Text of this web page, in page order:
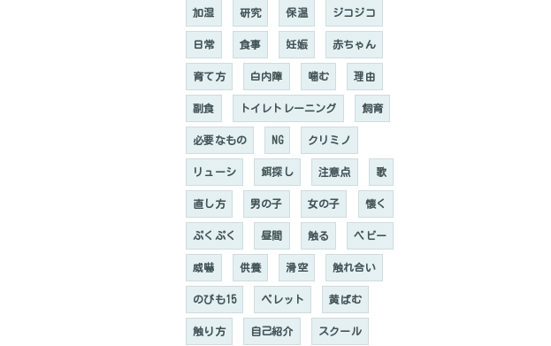
加湿 研究 保温 ジコジコ
日常 食事 妊娠 赤ちゃん
育て方 白内障 噛む 理由
副食 トイレトレーニング 飼育
必要なもの NG クリミノ
リューシ 餌探し 注意点 歌
直し方 男の子 女の子 懐く
ぷくぷく 昼間 触る ベビー
威嚇 供養 滑空 触れ合い
のびも15 ペレット 黄ばむ
触り方 自己紹介 スクール